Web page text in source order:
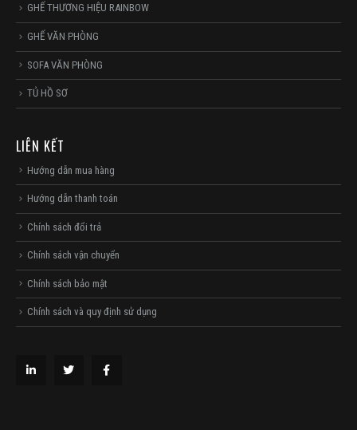
GHẾ THƯƠNG HIỆU RAINBOW
GHẾ VĂN PHÒNG
SOFA VĂN PHÒNG
TỦ HỒ SƠ
LIÊN KẾT
Hướng dẫn mua hàng
Hướng dẫn thanh toán
Chính sách đổi trả
Chính sách vận chuyển
Chính sách bảo mật
Chính sách và quy định sử dụng